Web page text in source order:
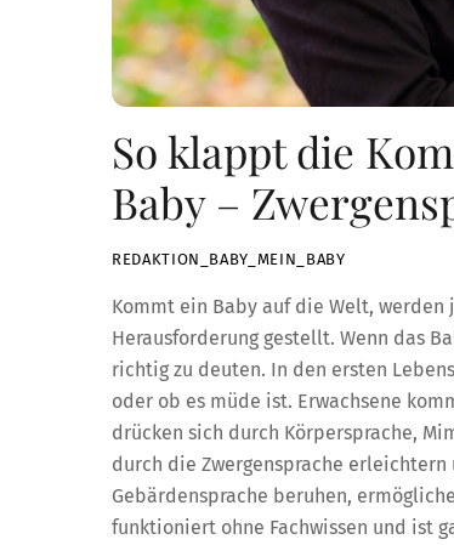
So klappt die
Baby –
REDAKTION_BABY_MEIN_BABY
Kommt ein Baby auf die Welt, werden
Herausforderung gestellt. Wenn das
richtig zu deuten. In den ersten
oder ob es müde ist. Erwachsene
drücken sich durch Körpersprache,
durch die Zwergensprache
Gebärdensprache beruhen,
funktioniert ohne Fachwissen und ist